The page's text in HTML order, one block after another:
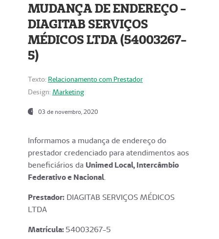
MUDANÇA DE ENDEREÇO -
DIAGITAB SERVIÇOS
MÉDICOS LTDA (54003267-
5)
Texto: Relacionamento com Prestador
Design: Marketing
03 de novembro, 2020
Informamos a mudança de endereço do
prestador credenciado para atendimentos aos
beneficiários da Unimed Local, Intercâmbio
Federativo e Nacional.
Prestador: DIAGITAB SERVIÇOS MÉDICOS
LTDA
Matrícula:54003267-5